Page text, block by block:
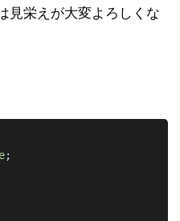
見栄えが大変よろしくな
４５６７８９０
;